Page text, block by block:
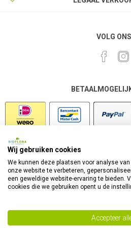
VOLG ONS
Wij gebruiken cookies
We kunnen deze plaatsen voor analyse
onze website te verbeteren,
een geweldige website-ervaring te bieden.
cookies die we gebruiken opent u de
Accepteer